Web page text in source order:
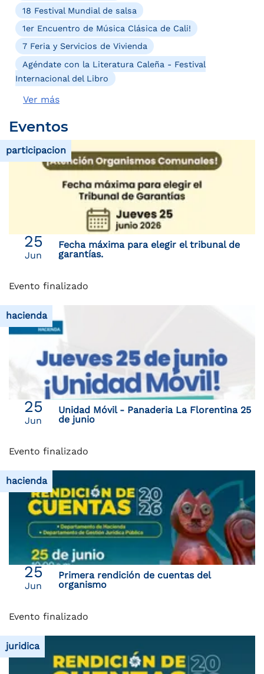
18 Festival Mundial de salsa
1er Encuentro de Música Clásica de Cali!
7 Feria y Servicios de Vivienda
Agéndate con la Literatura Caleña - Festival
Internacional del Libro
Ver más
Eventos
participacion
25
Jun
Fecha máxima para elegir el tribunal de
garantías.
Evento finalizado
hacienda
25
Jun
Unidad Móvil - Panaderia La Florentina 25
de junio
Evento finalizado
hacienda
25
Jun
Primera rendición de cuentas del
organismo
Evento finalizado
juridica